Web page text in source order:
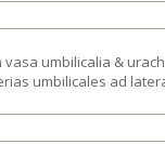
vasa umbilicalia &
umbilicales ad